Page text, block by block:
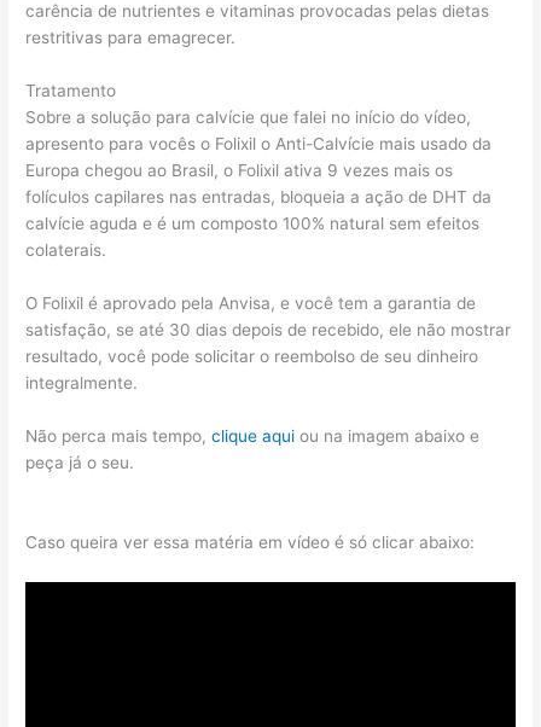
carência de nutrientes e vitaminas provocadas pelas dietas
restritivas para emagrecer.
Tratamento
Sobre a solução para calvície que falei no início do vídeo,
apresento para vocês o Folixil o Anti-Calvície mais usado da
Europa chegou ao Brasil, o Folixil ativa 9 vezes mais os
folículos capilares nas entradas, bloqueia a ação de DHT da
calvície aguda e é um composto 100% natural sem efeitos
colaterais.
O Folixil é aprovado pela Anvisa, e você tem a garantia de
satisfação, se até 30 dias depois de recebido, ele não mostrar
resultado, você pode solicitar o reembolso de seu dinheiro
integralmente.
Não perca mais tempo,clique aqui ou na imagem abaixo e
peça já o seu.
Caso queira ver essa matéria em vídeo é só clicar abaixo: